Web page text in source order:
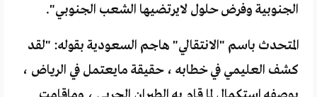
الجنوبية وفرض حلول لايرتضيها الشعب الجنوبي".
المتحدث باسم "الانتقالي" هاجم السعودية بقوله: "لقد
كشف العليمي في خطابه ، حقيقة مايعتمل في الرياض ،